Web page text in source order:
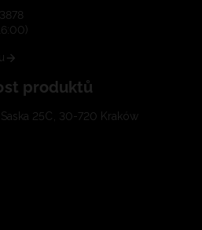
produktů
Saska 25C, 30-720 Kraków